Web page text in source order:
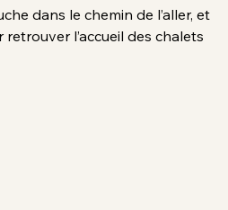
dans le chemin de l’aller, et
l’accueil des chalets